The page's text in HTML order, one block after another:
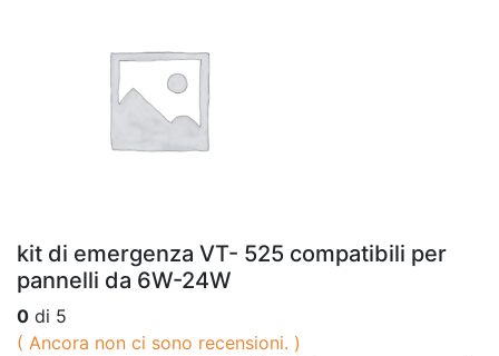
kit di emergenza VT- 525 compatibili per
pannelli da 6W-24W
0 di 5
( Ancora non ci sono recensioni. )